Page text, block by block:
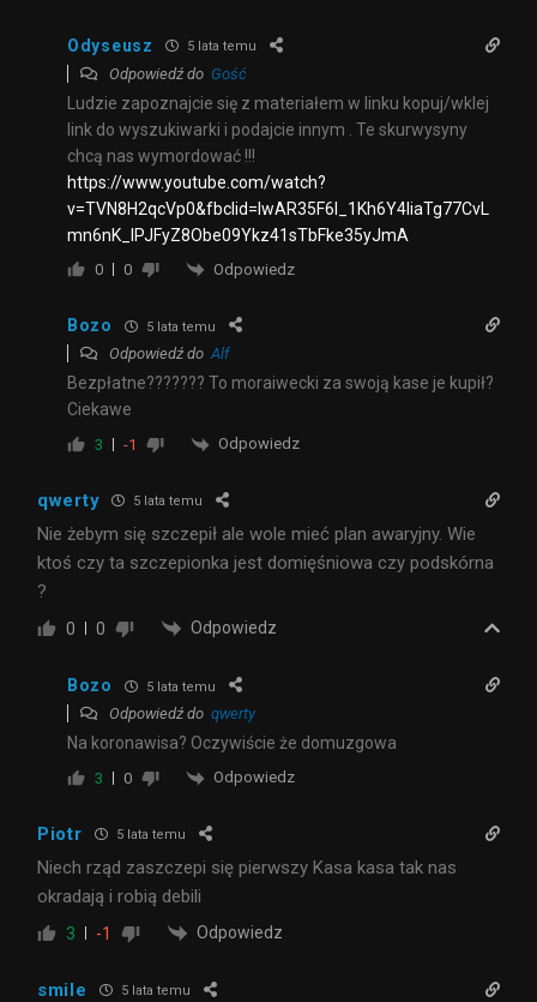
Odyseusz 5 lata temu
Odpowiedź do Gość
Ludzie zapoznajcie się z materiałem w linku kopuj/wklej
link do wyszukiwarki i podajcie innym . Te skurwysyny
chcą nas wymordować !!!
https://www.youtube.com/watch?
v=TVN8H2qcVp0&fbclid=IwAR35F6l_1Kh6Y4IiaTg77CvL
mn6nK_lPJFyZ8Obe09Ykz41sTbFke35yJmA
0 0 Odpowiedz
Bozo 5 lata temu
Odpowiedź doAlf
Bezpłatne??????? To moraiwecki za swoją kase je kupił?
Ciekawe
3 -1 Odpowiedz
qwerty 5 lata temu
Nie żebym się szczepił ale wole mieć plan awaryjny. Wie
ktoś czy ta szczepionka jest domięśniowa czy podskórna
?
0 0 Odpowiedz
Bozo 5 lata temu
Odpowiedź do qwerty
Na koronawisa? Oczywiście że domuzgowa
3 0 Odpowiedz
Piotr 5 lata temu
Niech rząd zaszczepi się pierwszy Kasa kasa tak nas
okradają i robią debili
3 -1 Odpowiedz
smile 5 lata temu